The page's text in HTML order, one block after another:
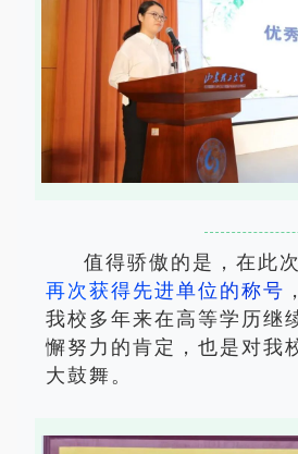
值得骄傲的是，在此次
再次 获得先进单位 的称号
我校多年来在高等学历继
懈努力的肯定，也是对我
大鼓舞。